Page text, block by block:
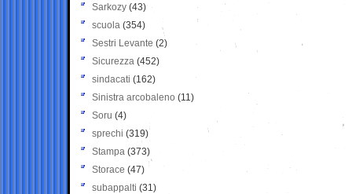
Sarkozy (43)
scuola (354)
Sestri Levante (2)
Sicurezza (452)
sindacati (162)
Sinistra arcobaleno (11)
Soru (4)
sprechi (319)
Stampa (373)
Storace (47)
subappalti (31)